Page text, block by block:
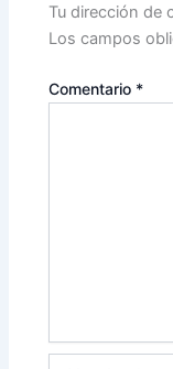
Tu dirección de
Los campos
Comentario *